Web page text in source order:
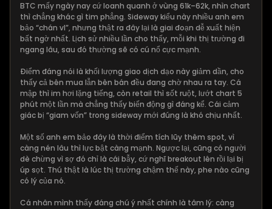
BTC mấy ngày nay cứ loanh quanh ở vùng 61k–62k, nhìn chart
thì chẳng khác gì tim phẳng. Sideway kiểu này nhiều anh em
bảo “chán vl”, nhưng thật ra đây lại là giai đoạn dễ xuất hiện
bất ngờ nhất. Lịch sử nhiều lần cho thấy, mỗi khi thị trường đi
ngang lâu, sau đó thường sẽ có cú nổ cực mạnh.
Điểm đáng nói là khối lượng giao dịch dạo này giảm dần, cho
thấy cả bên mua lẫn bên bán đều đang chờ nhau ra tay. Cá
mập thì im hơi lặng tiếng, còn retail thì sốt ruột, lướt chart 5
phút một lần mà chẳng thấy biến động gì đáng kể. Cái cảm
giác bị “giam vốn” trong sideway mới đúng là khó chịu nhất.
Một số anh em bảo đây là thời điểm tích lũy thêm spot, vì
càng nén lâu thì lực bật càng mạnh. Ngược lại, cũng có người
dè chừng vì sợ đó chỉ là cái bẫy, cứ nghĩ breakout lên rồi lại bị
úp sọt. Thú thật là lúc thị trường chậm thế này, phe nào cũng
có lý của nó.
Cá nhân mình thấy đáng chú ý nhất chính là tâm lý: càng